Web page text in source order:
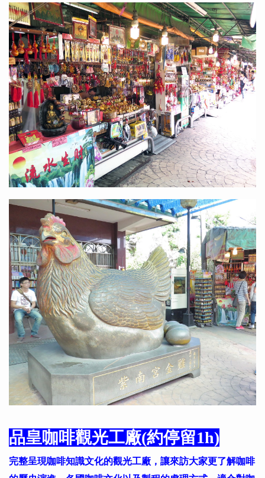
品皇咖啡觀光工廠(約停留1h)
完整呈現咖啡知識文化的觀光工廠，讓來訪大家更了解咖啡